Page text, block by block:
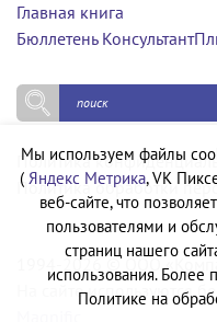
Главная книга
Бюллетень
Политика
Политика обработки
1994-2026 © ООО
На сайте используются
Мы используем файлы
( Яндекс Метрика, VK
веб-сайте, что
пользователями и
страниц нашего
использования. Более
Политике на